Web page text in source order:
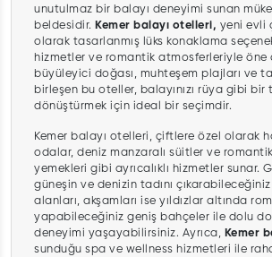
unutulmaz bir balayı deneyimi sunan
beldesidir. Kemer balayı otelleri, yeni evli
olarak tasarlanmış lüks konaklama
hizmetler ve romantik atmosferleriyle öne
büyüleyici doğası, muhteşem plajları ve
birleşen bu oteller, balayınızı rüya gibi bir
dönüştürmek için ideal bir seçimdir.
Kemer balayı otelleri, çiftlere özel olarak
odalar, deniz manzaralı süitler ve
yemekleri gibi ayrıcalıklı hizmetler sunar.
güneşin ve denizin tadını
alanları, akşamları ise yıldızlar altında
yapabileceğiniz geniş bahçeler ile dolu
deneyimi yaşayabilirsiniz. Ayrıca, Kemer
sunduğu spa ve wellness hizmetleri ile